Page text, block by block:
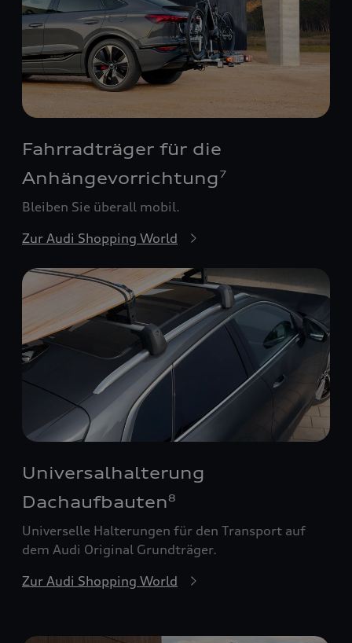
Fahrradträger für die
Anhängevorrichtung 7
Bleiben Sie überall mobil.
Zur Audi Shopping World
Universalhalterung
Dachaufbauten8
Universelle Halterungen für den Transport auf
dem Audi Original Grundträger.
Zur Audi Shopping World